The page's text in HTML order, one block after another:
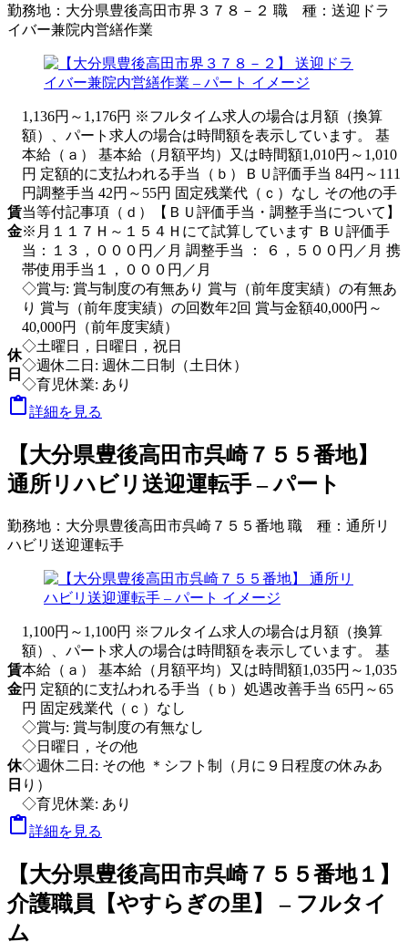
勤務地： 大分県豊後高田市界３７８－２ 職 種： 送迎ドラ
イバー兼院内営繕作業
賃
金
1,136円～1,176円 ※フルタイム求人の場合は月額（換算
額）、パート求人の場合は時間額を表示しています。 基
本給（ａ） 基本給（月額平均）又は時間額1,010円～1,010
円 定額的に支払われる手当（ｂ）ＢＵ評価手当 84円～111
円調整手当 42円～55円 固定残業代（ｃ）なし その他の手
当等付記事項（ｄ）【ＢＵ評価手当・調整手当について】
※月１１７Ｈ～１５４Ｈにて試算しています ＢＵ評価手
当：１３，０００円／月 調整手当 ： ６，５００円／月 携
帯使用手当１，０００円／月
◇賞与: 賞与制度の有無あり 賞与（前年度実績）の有無あ
り 賞与（前年度実績）の回数年2回 賞与金額40,000円～
40,000円（前年度実績）
休
日
◇土曜日，日曜日，祝日
◇週休二日: 週休二日制（土日休）
◇育児休業: あり
詳細を見る
【大分県豊後高田市呉崎７５５番地】
通所リハビリ送迎運転手 – パート
勤務地： 大分県豊後高田市呉崎７５５番地 職 種： 通所リ
ハビリ送迎運転手
賃
金
1,100円～1,100円 ※フルタイム求人の場合は月額（換算
額）、パート求人の場合は時間額を表示しています。 基
本給（ａ） 基本給（月額平均）又は時間額1,035円～1,035
円 定額的に支払われる手当（ｂ）処遇改善手当 65円～65
円 固定残業代（ｃ）なし
◇賞与: 賞与制度の有無なし
休
日
◇日曜日，その他
◇週休二日: その他 ＊シフト制（月に９日程度の休みあ
り）
◇育児休業: あり
詳細を見る
【大分県豊後高田市呉崎７５５番地１】
介護職員【やすらぎの里】 – フルタイ
ム